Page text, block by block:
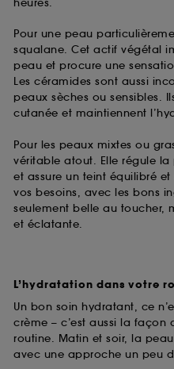
Pour une peau
squalane. Cet actif végétal
peau et procure une
Les céramides sont aussi
peaux sèches ou sensibles.
cutanée et maintiennent
Pour les peaux mixtes ou
véritable atout. Elle régule
et assure un teint équilibré
vos besoins, avec les bons
seulement belle au toucher,
et éclatante.
L’hydratation dans votre
Un bon soin hydratant, ce
crème – c’est aussi la façon
routine. Matin et soir, la
avec une approche un peu